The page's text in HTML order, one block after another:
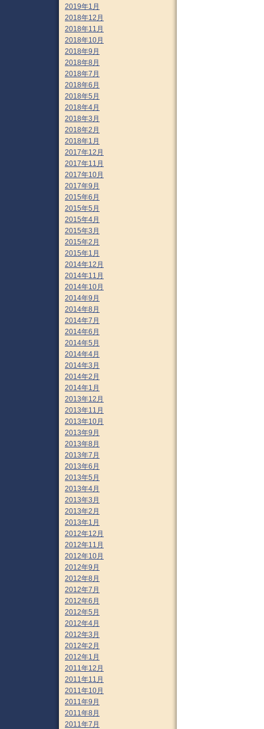
2019年1月
2018年12月
2018年11月
2018年10月
2018年9月
2018年8月
2018年7月
2018年6月
2018年5月
2018年4月
2018年3月
2018年2月
2018年1月
2017年12月
2017年11月
2017年10月
2017年9月
2015年6月
2015年5月
2015年4月
2015年3月
2015年2月
2015年1月
2014年12月
2014年11月
2014年10月
2014年9月
2014年8月
2014年7月
2014年6月
2014年5月
2014年4月
2014年3月
2014年2月
2014年1月
2013年12月
2013年11月
2013年10月
2013年9月
2013年8月
2013年7月
2013年6月
2013年5月
2013年4月
2013年3月
2013年2月
2013年1月
2012年12月
2012年11月
2012年10月
2012年9月
2012年8月
2012年7月
2012年6月
2012年5月
2012年4月
2012年3月
2012年2月
2012年1月
2011年12月
2011年11月
2011年10月
2011年9月
2011年8月
2011年7月